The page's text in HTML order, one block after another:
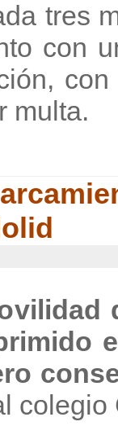
tres
con
multa.